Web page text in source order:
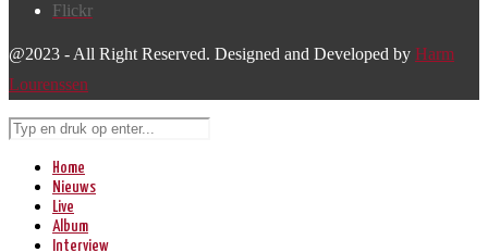
Flickr
@2023 - All Right Reserved. Designed and Developed by Harm
Lourenssen
Home
Nieuws
Live
Album
Interview